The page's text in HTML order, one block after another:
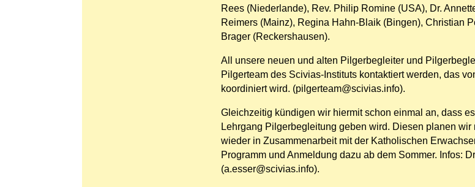
Rees (Niederlande), Rev. Philip Romine (USA), Dr.
Reimers (Mainz), Regina Hahn-Blaik (Bingen), Christian
Brager (Reckershausen).
All unsere neuen und alten Pilgerbegleiter und
Pilgerteam des Scivias-Instituts kontaktiert werden, das
koordiniert wird. (pilgerteam@scivias.info).
Gleichzeitig kündigen wir hiermit schon einmal an, dass
Lehrgang Pilgerbegleitung geben wird. Diesen planen wir
wieder in Zusammenarbeit mit der Katholischen
Programm und Anmeldung dazu ab dem Sommer. Infos:
(a.esser@scivias.info).